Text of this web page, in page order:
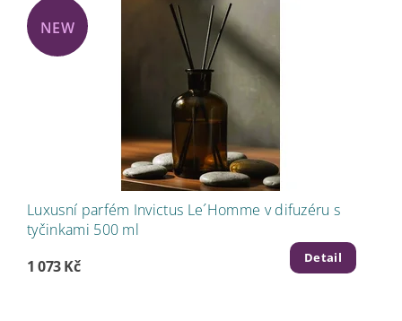
NEW
Luxusní parfém Invictus Le´Homme v difuzéru s
tyčinkami 500 ml
1 073 Kč
Detail